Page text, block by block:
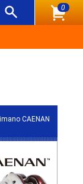
0
CAENAN